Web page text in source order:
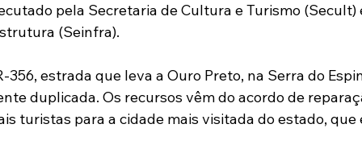
pela Secretaria de Cultura e Turismo
(Seinfra).
356, estrada que leva a Ouro Preto, na Serra do
duplicada. Os recursos vêm do acordo de
turistas para a cidade mais visitada do estado, que